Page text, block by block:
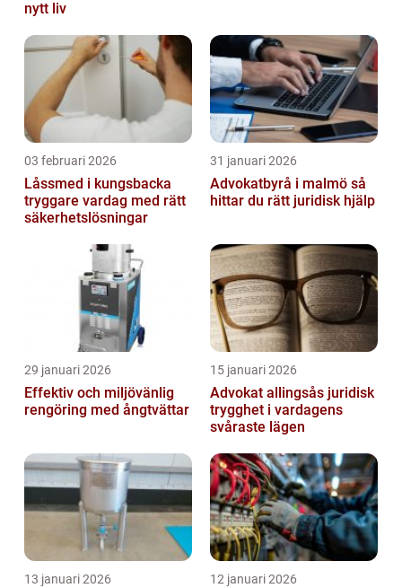
nytt liv
03 februari 2026
Låssmed i kungsbacka
tryggare vardag med rätt
säkerhetslösningar
31 januari 2026
Advokatbyrå i malmö så
hittar du rätt juridisk hjälp
29 januari 2026
Effektiv och miljövänlig
rengöring med ångtvättar
15 januari 2026
Advokat allingsås juridisk
trygghet i vardagens
svåraste lägen
13 januari 2026 12 januari 2026